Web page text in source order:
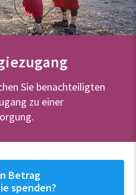
Sie benachteiligten
zu einer
Betrag
spenden?